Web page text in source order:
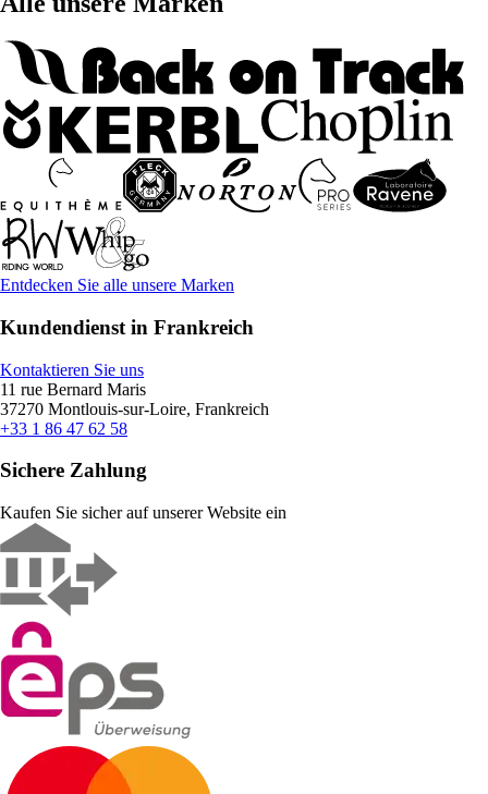
Entdecken Sie alle unsere Marken
Kundendienst in Frankreich
Kontaktieren Sie uns
11 rue Bernard Maris
37270 Montlouis-sur-Loire, Frankreich
+33 1 86 47 62 58
Sichere Zahlung
Kaufen Sie sicher auf unserer Website ein